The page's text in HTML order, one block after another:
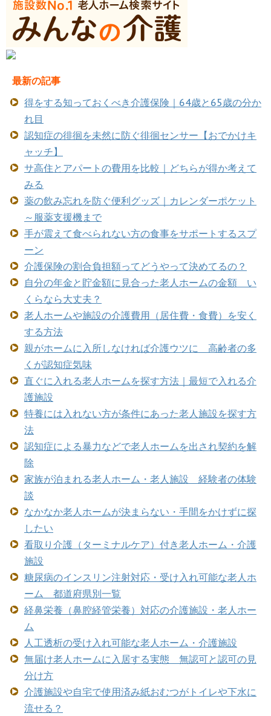
最新の記事
得をする知っておくべき介護保険｜64歳と65歳の分か
れ目
認知症の徘徊を未然に防ぐ徘徊センサー【おでかけキ
ャッチ】
サ高住とアパートの費用を比較｜どちらが得か考えて
みる
薬の飲み忘れを防ぐ便利グッズ｜カレンダーポケット
～服薬支援機まで
手が震えて食べられない方の食事をサポートするスプ
ーン
介護保険の割合負担額ってどうやって決めてるの？
自分の年金と貯金額に見合った老人ホームの金額 い
くらなら大丈夫？
老人ホームや施設の介護費用（居住費・食費）を安く
する方法
親がホームに入所しなければ介護ウツに 高齢者の多
くが認知症気味
直ぐに入れる老人ホームを探す方法｜最短で入れる介
護施設
特養には入れない方が条件にあった老人施設を探す方
法
認知症による暴力などで老人ホームを出され契約を解
除
家族が泊まれる老人ホーム・老人施設 経験者の体験
談
なかなか老人ホームが決まらない・手間をかけずに探
したい
看取り介護（ターミナルケア）付き老人ホーム・介護
施設
糖尿病のインスリン注射対応・受け入れ可能な老人ホ
ーム 都道府県別一覧
経鼻栄養（鼻腔経管栄養）対応の介護施設・老人ホー
ム
人工透析の受け入れ可能な老人ホーム・介護施設
無届け老人ホームに入居する実態 無認可と認可の見
分け方
介護施設や自宅で使用済み紙おむつがトイレや下水に
流せる？